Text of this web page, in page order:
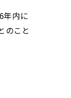
年内に
のこと